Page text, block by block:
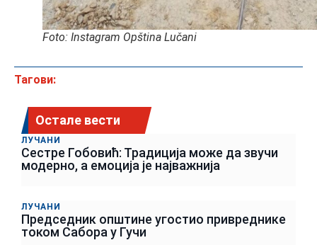
Foto: Instagram Opština Lučani
Тагови:
Остале вести
ЛУЧАНИ
Сестре Гобовић: Традиција може да звучи
модерно, а емоција је најважнија
ЛУЧАНИ
Председник општине угостио привреднике
током Сабора у Гучи